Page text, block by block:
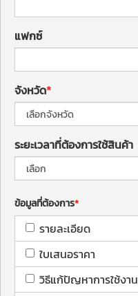
แฟกซ์
จังหวัด
ระยะเวลาที่ต้องการใช้สินค้า
ข้อมูลที่ต้องการ
รายละเอียด
ใบเสนอราคา
วิธีแก้ปัญหาการใช้งาน